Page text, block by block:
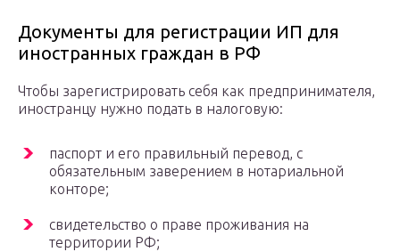
Документы для регистрации ИП для
иностранных граждан в РФ
Чтобы зарегистрировать себя как предпринимателя,
иностранцу нужно подать в налоговую:
паспорт и его правильный перевод, с
обязательным заверением в нотариальной
конторе;
свидетельство о праве проживания на
территории РФ;